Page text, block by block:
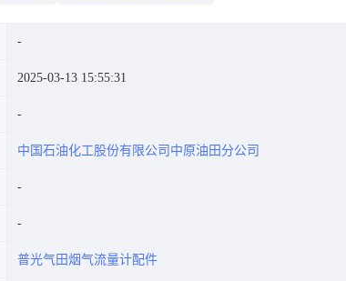
2025-03-13 15:55:31
中国石油化工股份有限公司中原油田分公司
普光气田烟气流量计配件